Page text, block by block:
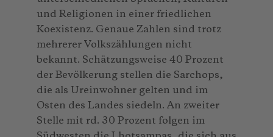
und Religionen in einer friedlichen
Koexistenz. Genaue Zahlen sind trotz
mehrerer Volkszählungen nicht
bekannt. Schätzungsweise 40 Prozent
der Bevölkerung stellen die Sarchops,
die als Ureinwohner gelten und im
Osten des Landes siedeln. An zweiter
Stelle mit rd. 30 Prozent folgen im